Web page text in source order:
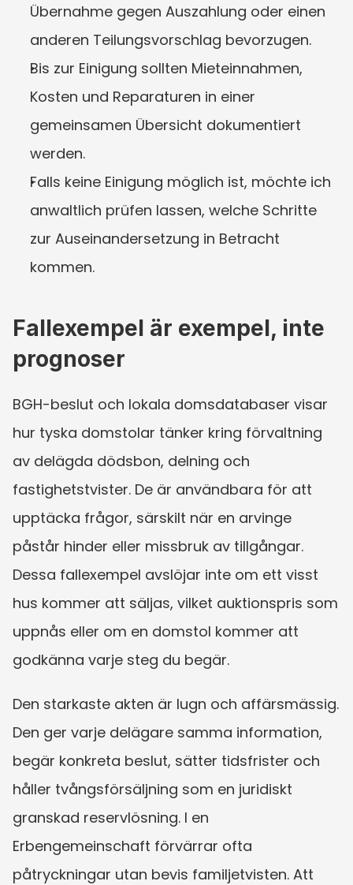
Übernahme gegen Auszahlung oder einen
anderen Teilungsvorschlag bevorzugen.
Bis zur Einigung sollten Mieteinnahmen,
Kosten und Reparaturen in einer
gemeinsamen Übersicht dokumentiert
werden.
Falls keine Einigung möglich ist, möchte ich
anwaltlich prüfen lassen, welche Schritte
zur Auseinandersetzung in Betracht
kommen.
Fallexempel är exempel, inte
prognoser
BGH-beslut och lokala domsdatabaser visar
hur tyska domstolar tänker kring förvaltning
av delägda dödsbon, delning och
fastighetstvister. De är användbara för att
upptäcka frågor, särskilt när en arvinge
påstår hinder eller missbruk av tillgångar.
Dessa fallexempel avslöjar inte om ett visst
hus kommer att säljas, vilket auktionspris som
uppnås eller om en domstol kommer att
godkänna varje steg du begär.
Den starkaste akten är lugn och affärsmässig.
Den ger varje delägare samma information,
begär konkreta beslut, sätter tidsfrister och
håller tvångsförsäljning som en juridiskt
granskad reservlösning. I en
Erbengemeinschaft förvärrar ofta
påtryckningar utan bevis familjetvisten. Att